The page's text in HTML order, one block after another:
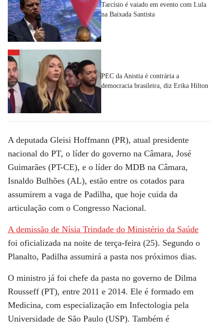
Tarcísio é vaiado em evento com Lula
na Baixada Santista
PEC da Anistia é contrária a
democracia brasileira, diz Erika Hilton
A deputada Gleisi Hoffmann (PR), atual presidente
nacional do PT, o líder do governo na Câmara, José
Guimarães (PT-CE), e o líder do MDB na Câmara,
Isnaldo Bulhões (AL), estão entre os cotados para
assumirem a vaga de Padilha, que hoje cuida da
articulação com o Congresso Nacional.
A demissão de Nísia Trindade do Ministério da Saúde
foi oficializada na noite de terça-feira (25). Segundo o
Planalto, Padilha assumirá a pasta nos próximos dias.
O ministro já foi chefe da pasta no governo de Dilma
Rousseff (PT), entre 2011 e 2014. Ele é formado em
Medicina, com especialização em Infectologia pela
Universidade de São Paulo (USP). Também é